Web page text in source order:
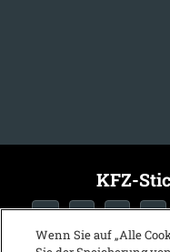
KFZ-
A B C D
K
L M N
Wenn Sie auf „Alle